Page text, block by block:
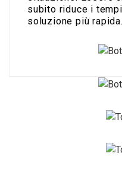
subito riduce i
soluzione più rapida.